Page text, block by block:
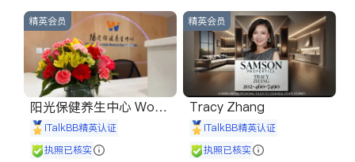
精英会员
阳光保健养生中心 World
shine
iTalkBB精英认证
执照已核实
精英会员
Tracy Zhang
iTalkBB精英认证
执照已核实